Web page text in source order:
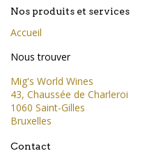
Nos produits et services
Accueil
Nous trouver
Mig's World Wines
43, Chaussée de Charleroi
1060 Saint-Gilles
Bruxelles
Contact